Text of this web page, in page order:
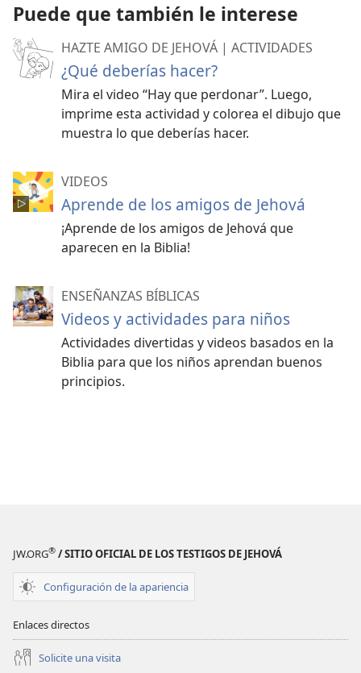
Puede que también le interese
HAZTE AMIGO DE JEHOVÁ | ACTIVIDADES
¿Qué deberías hacer?
Mira el video “Hay que perdonar”. Luego,
imprime esta actividad y colorea el dibujo que
muestra lo que deberías hacer.
VIDEOS
Aprende de los amigos de Jehová
¡Aprende de los amigos de Jehová que
aparecen en la Biblia!
ENSEÑANZAS BÍBLICAS
Videos y actividades para niños
Actividades divertidas y videos basados en la
Biblia para que los niños aprendan buenos
principios.
JW.ORG® / SITIO OFICIAL DE LOS TESTIGOS DE JEHOVÁ
Configuración de la apariencia
Enlaces directos
Solicite una visita